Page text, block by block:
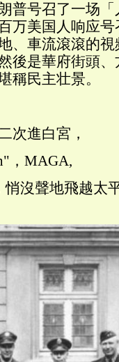
普号召了一场
万美国人响应
、車流滾滾的
後是華府街頭
稱民主壮景。
次進白宮，
，MAGA,
沒聲地飛越太